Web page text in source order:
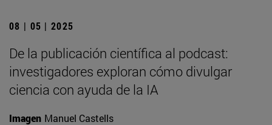
08 | 05 | 2025
De la publicación científica al podcast:
investigadores exploran cómo divulgar
ciencia con ayuda de la IA
Imagen Manuel Castells